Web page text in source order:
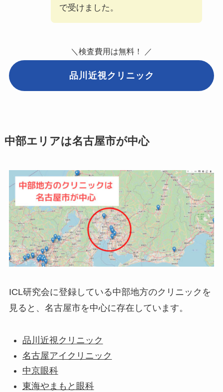
で受けました。
＼検査費用は無料！ ／
品川近視クリニック
中部エリアは名古屋市が中心
ICL研究会に登録している中部地方のクリニックを
見ると、名古屋市を中心に存在しています。
品川近視クリニック
名古屋アイクリニック
中京眼科
東海やまもと眼科